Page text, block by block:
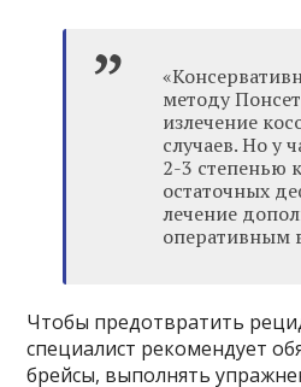
методу
излечение
случаев. Но у
2-3 степенью
остаточных
лечение
оперативным
Чтобы предотвратить
специалист рекомендует
брейсы, выполнять